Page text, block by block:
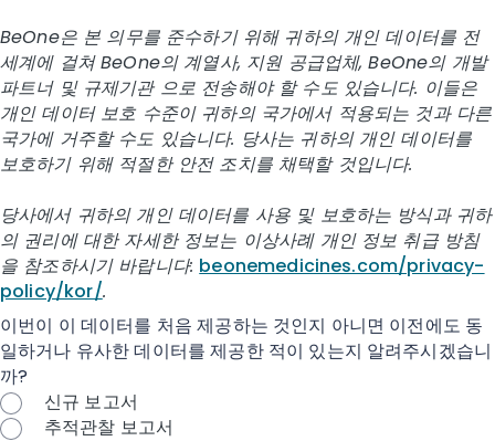
BeOne은 본 의무를 준수하기 위해 귀하의 개인 데이터를 전
세계에 걸쳐 BeOne의 계열사, 지원 공급업체, BeOne의 개발
파트너 및 규제기관 으로 전송해야 할 수도 있습니다. 이들은
개인 데이터 보호 수준이 귀하의 국가에서 적용되는 것과 다른
국가에 거주할 수도 있습니다. 당사는 귀하의 개인 데이터를
보호하기 위해 적절한 안전 조치를 채택할 것입니다.
당사에서 귀하의 개인 데이터를 사용 및 보호하는 방식과 귀하
의 권리에 대한 자세한 정보는 이상사례 개인 정보 취급 방침
을 참조하시기 바랍니다: beonemedicines.com/privacy-
policy/kor/.
이번이 이 데이터를 처음 제공하는 것인지 아니면 이전에도 동
일하거나 유사한 데이터를 제공한 적이 있는지 알려주시겠습니
까?
신규 보고서
추적관찰 보고서